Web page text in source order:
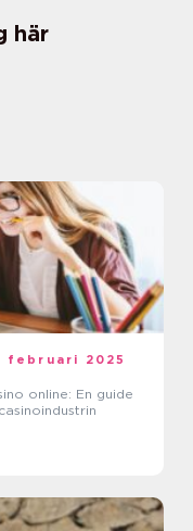
här
februari 2025
online: En guide